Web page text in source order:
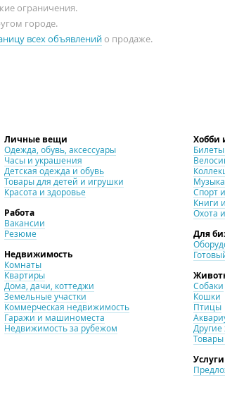
ограничения.
городе.
всех объявленийо продаже.
Личные вещи
Одежда, обувь, аксессуары
Часы и украшения
Детская одежда и обувь
Товары для детей и игрушки
Красота и здоровье
Работа
Вакансии
Резюме
Недвижимость
Комнаты
Квартиры
Дома, дачи, коттеджи
Земельные участки
Коммерческая недвижимость
Гаражи и машиноместа
Недвижимость за рубежом
Хобби
Спорт
Книги
Охота
Для
Собаки
Кошки
Птицы
Услуги